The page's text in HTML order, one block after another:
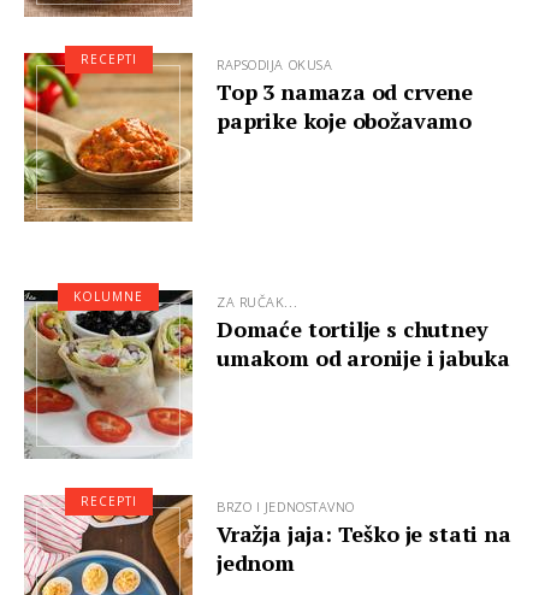
RAPSODIJA OKUSA
Top 3 namaza od crvene
paprike koje obožavamo
RECEPTI
ZA RUČAK...
Domaće tortilje s chutney
umakom od aronije i jabuka
KOLUMNE
BRZO I JEDNOSTAVNO
Vražja jaja: Teško je stati na
jednom
RECEPTI